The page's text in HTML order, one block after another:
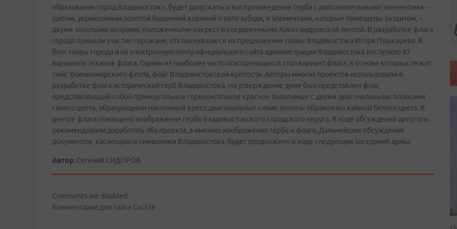
образования город Владивосток», будет допускаться воспроизведение герба с дополнительными элементами –
щитом, украшенным золотой башенной короной о пяти зубцах, и элементами, которые помещены за щитом, –
двумя золотыми якорями, положенными накрест и соединенными Александровской лентой. В разработке флага
города приняли участие горожане, откликнувшиеся на предложение главы Владивостока Игоря Пушкарева. В
блог главы города и на электронную почту официального сайта администрации Владивостока поступило 87
вариантов эскизов флага. Одним из наиболее часто повторяющихся стал вариант флага, в основе которых лежит
гюйс Военно­морского флота, флаг Владивостокской крепости. Авторы многих проектов использовали в
разработке флага исторический герб Владивостока. На утверждение думе был представлен флаг,
представляющий собой прямоугольное горизонтальное красное полотнище с двумя диагональными полосами
синего цвета, образующими наклонный крест, диагональные синие полосы обрамлены каймой белого цвета. В
центре флага помещено изображение герба Владивостокского городского округа. В ходе обсуждения депутаты
рекомендовали доработать оба проекта, а именно: изображение герба и флага. Дальнейшее обсуждение
документов, касающихся символики Владивостока, будет продолжено в ходе следующих заседаний думы.
Автор: Евгений СИДОРОВ
Comments are disabled
Комментарии для сайта Cackle